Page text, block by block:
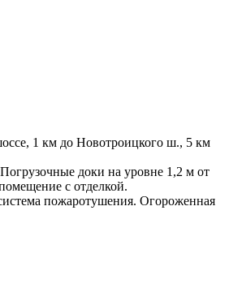
1 км до Новотроицкого ш., 5 км
доки на уровне 1,2 м от
с отделкой.
пожаротушения. Огороженная